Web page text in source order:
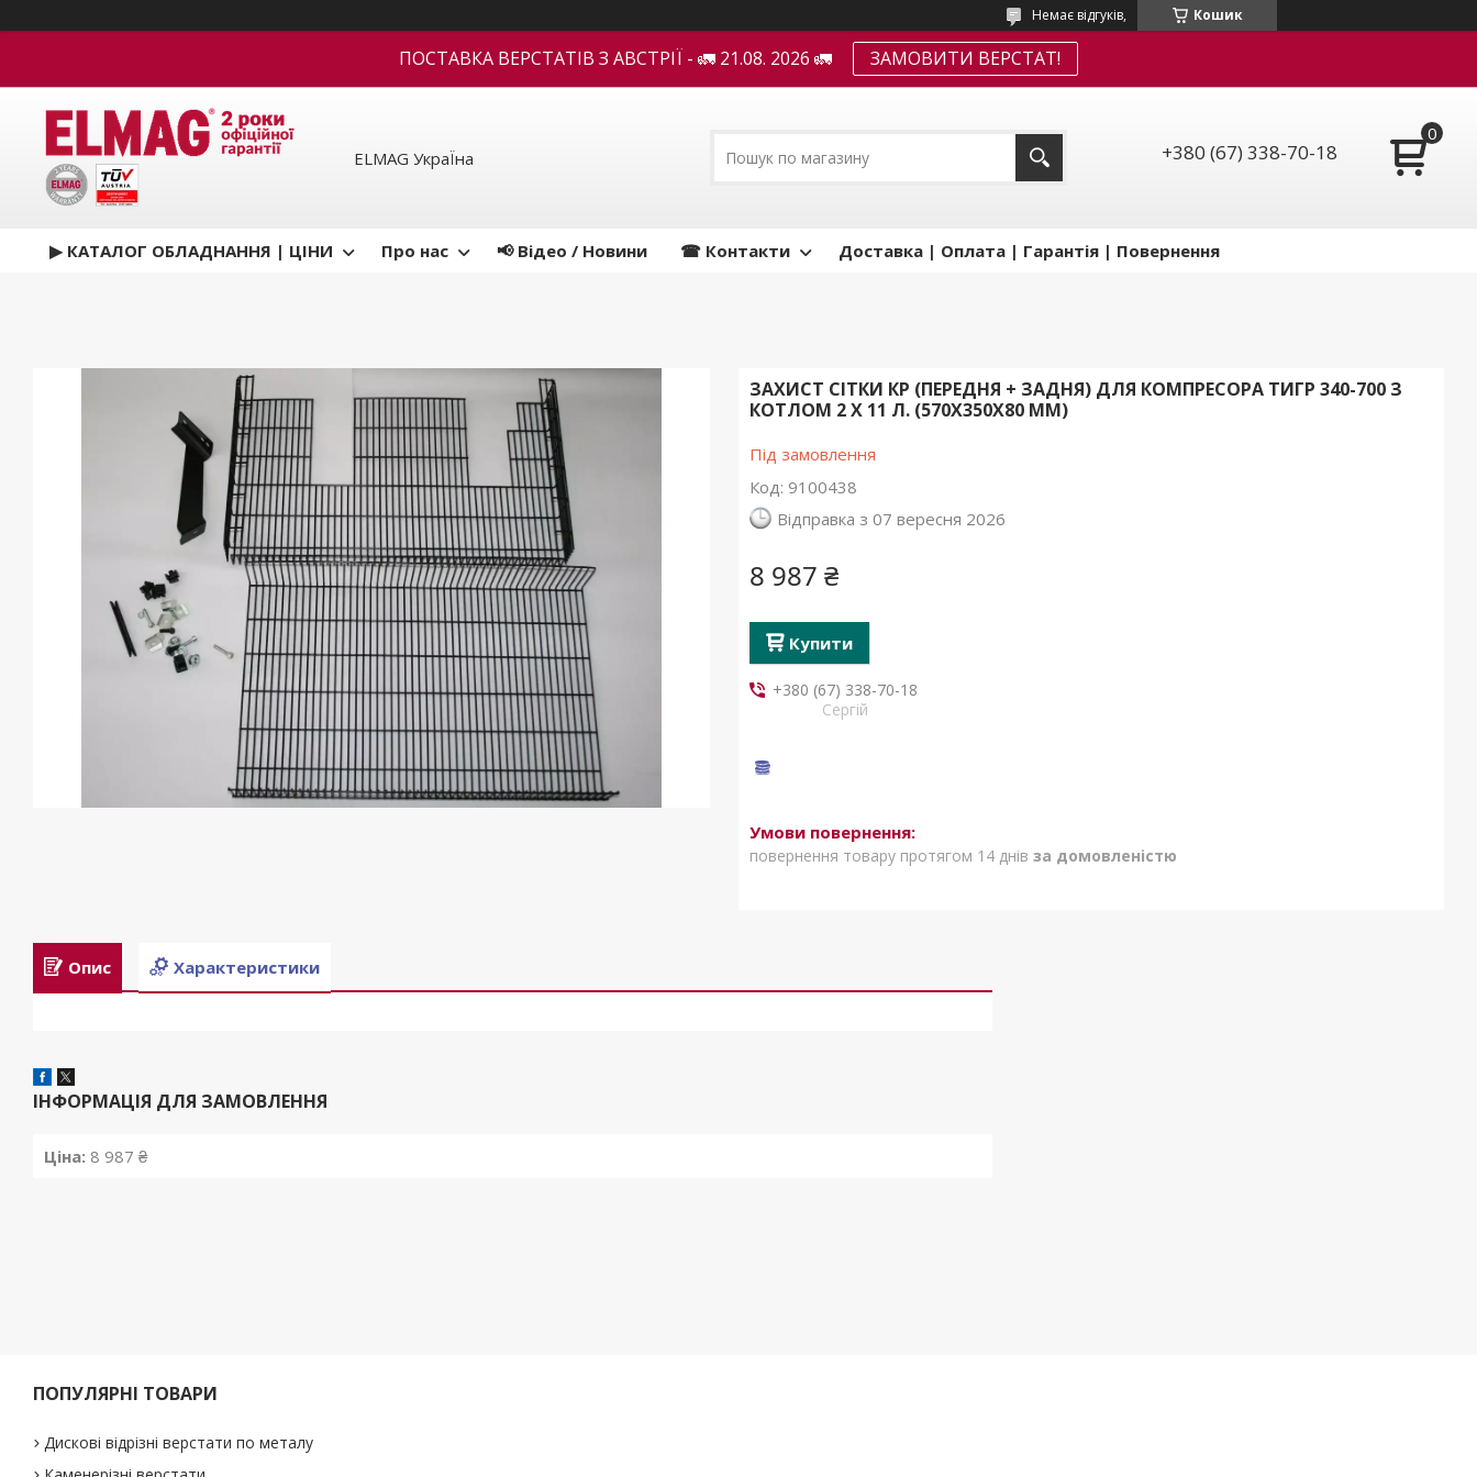
Кошик
Немає відгуків,
ПОСТАВКА ВЕРСТАТІВ З АВСТРІЇ - 🚛 21.08. 2026 🚛 ЗАМОВИТИ ВЕРСТАТ!
ELMAG УкраЇна +380 (67) 338-70-18
▶ КАТАЛОГ ОБЛАДНАННЯ | ЦІНИ Про нас 📢 Відео / Новини ☎ Контакти Доставка | Оплата | Гарантія | Повернення
ЗАХИСТ СІТКИ КР (ПЕРЕДНЯ + ЗАДНЯ) ДЛЯ КОМПРЕСОРА ТИГР 340-700 З
КОТЛОМ 2 Х 11 Л. (570Х350Х80 ММ)
Під замовлення
Код: 9100438
Відправка з 07 вересня 2026
8 987 ₴
Купити
+380 (67) 338-70-18
Сергій
повернення товару протягом 14 днів за домовленістю
Опис Характеристики
ІНФОРМАЦІЯ ДЛЯ ЗАМОВЛЕННЯ
Ціна: 8 987 ₴
ПОПУЛЯРНІ ТОВАРИ
Дискові відрізні верстати по металу